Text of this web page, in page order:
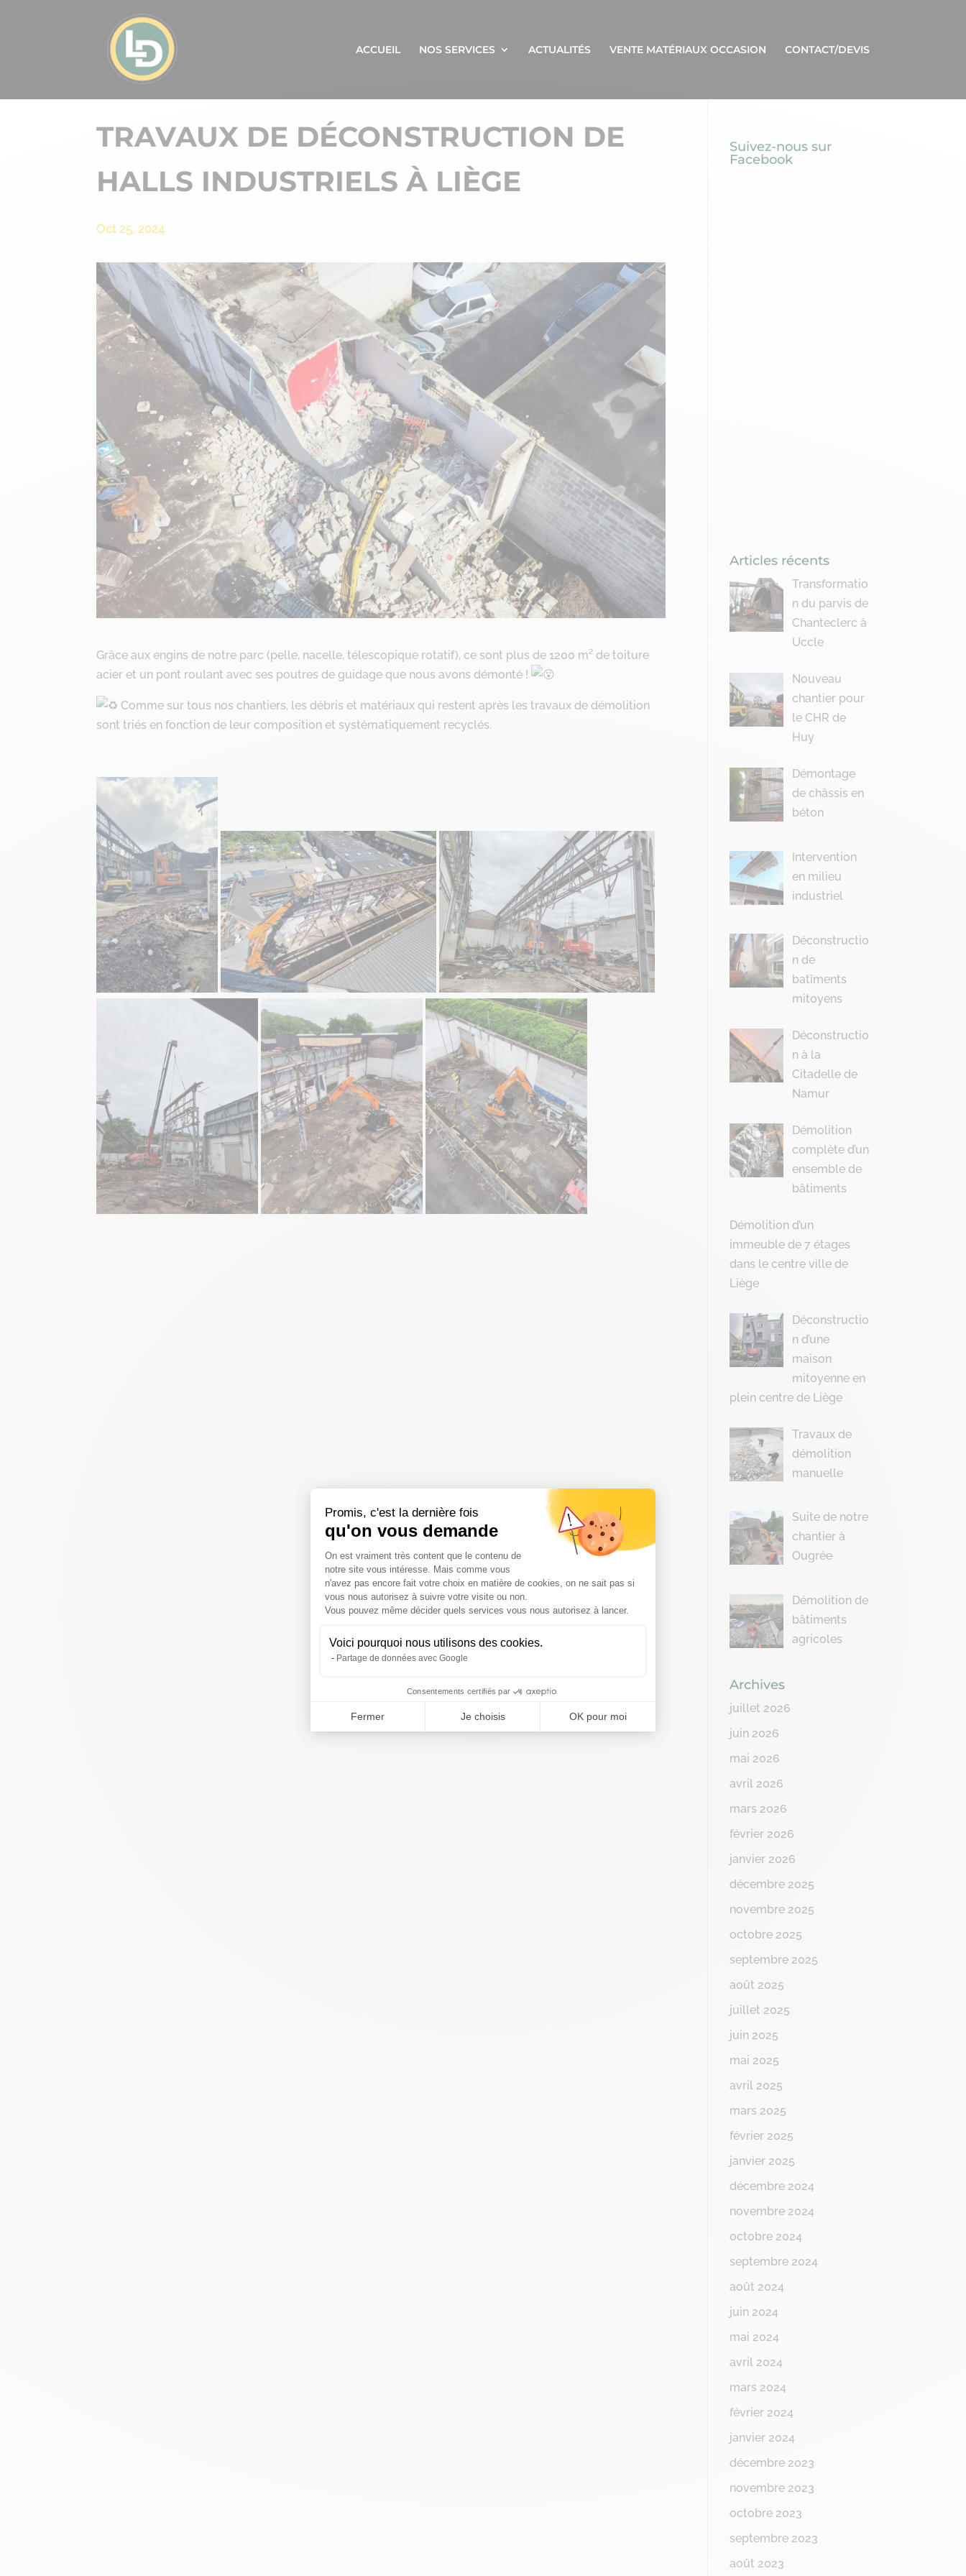
Promis, c'est la dernière fois
qu'on vous demande
Plateforme de Gestion du Consentement : Personnalisez vos Options
On est vraiment très content que le contenu de
notre site vous intéresse. Mais comme vous
n'avez pas encore fait votre choix en matière de cookies, on ne sait pas si
vous nous autorisez à suivre votre visite ou non.
Vous pouvez même décider quels services vous nous autorisez à lancer.
Voici pourquoi nous utilisons des cookies.
Partage de données avec Google
Consentements certifiés par
Fermer Je choisis OK pour moi
Axeptio consent
ACCUEIL NOS SERVICES ACTUALITÉS VENTE MATÉRIAUX OCCASION CONTACT/DEVIS
TRAVAUX DE DÉCONSTRUCTION DE
HALLS INDUSTRIELS À LIÈGE
Oct 25, 2024
Grâce aux engins de notre parc (pelle, nacelle, télescopique rotatif), ce sont plus de 1200 m² de toiture
acier et un pont roulant avec ses poutres de guidage que nous avons démonté !
Comme sur tous nos chantiers, les débris et matériaux qui restent après les travaux de démolition
sont triés en fonction de leur composition et systématiquement recyclés.
Suivez-nous sur
Facebook
Articles récents
Transformatio
n du parvis de
Chanteclerc à
Uccle
Nouveau
chantier pour
le CHR de
Huy
Démontage
de châssis en
béton
Intervention
en milieu
industriel
Déconstructio
n de
batîments
mitoyens
Déconstructio
n à la
Citadelle de
Namur
Démolition
complète d’un
ensemble de
bâtiments
Démolition d’un
immeuble de 7 étages
dans le centre ville de
Liège
Déconstructio
n d’une
maison
mitoyenne en
plein centre de Liège
Travaux de
démolition
manuelle
Suite de notre
chantier à
Ougrée
Démolition de
bâtiments
agricoles
Archives
juillet 2026
juin 2026
mai 2026
avril 2026
mars 2026
février 2026
janvier 2026
décembre 2025
novembre 2025
octobre 2025
septembre 2025
août 2025
juillet 2025
juin 2025
mai 2025
avril 2025
mars 2025
février 2025
janvier 2025
décembre 2024
novembre 2024
octobre 2024
septembre 2024
août 2024
juin 2024
mai 2024
avril 2024
mars 2024
février 2024
janvier 2024
décembre 2023
novembre 2023
octobre 2023
septembre 2023
août 2023